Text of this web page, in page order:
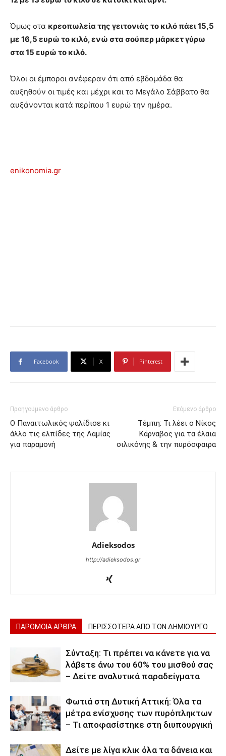
Όμως στα κρεοπωλεία της γειτονιάς το κιλό πάει 15,5
με 16,5 ευρώ το κιλό, ενώ στα σούπερ μάρκετ γύρω
στα 15 ευρώ το κιλό.
Όλοι οι έμποροι ανέφεραν ότι από εβδομάδα θα
αυξηθούν οι τιμές και μέχρι και το Μεγάλο Σάββατο θα
αυξάνονται κατά περίπου 1 ευρώ την ημέρα.
enikonomia.gr
Facebook X Pinterest
Προηγούμενο άρθρο
Ο Παναιτωλικός ψαλίδισε κι
άλλο τις ελπίδες της Λαμίας
για παραμονή
Επόμενο άρθρο
Τέμπη: Τι λέει ο Νίκος
Κάρναβος για τα έλαια
σιλικόνης & την πυρόσφαιρα
Adieksodos
http://adieksodos.gr
ΠΑΡΟΜΟΙΑ ΑΡΘΡΑ ΠΕΡΙΣΣΟΤΕΡΑ ΑΠΟ ΤΟΝ ΔΗΜΙΟΥΡΓΟ
Σύνταξη: Τι πρέπει να κάνετε για να
λάβετε άνω του 60% του μισθού σας
– Δείτε αναλυτικά παραδείγματα
Φωτιά στη Δυτική Αττική: Όλα τα
μέτρα ενίσχυσης των πυρόπληκτων
– Τι αποφασίστηκε στη διυπουργική
Δείτε με λίγα κλικ όλα τα δάνεια και